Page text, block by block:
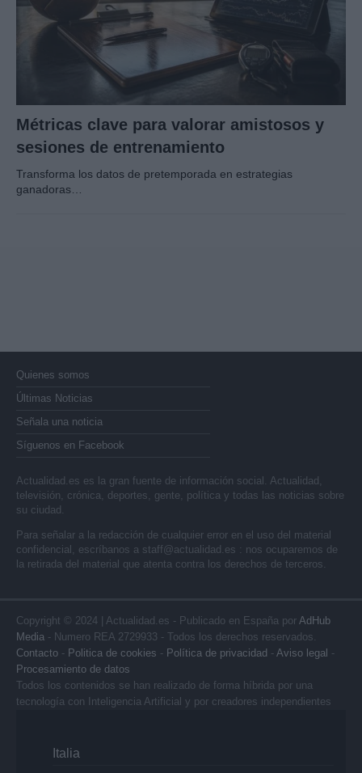
Métricas clave para valorar amistosos y
sesiones de entrenamiento
Transforma los datos de pretemporada en estrategias
ganadoras…
Quienes somos
Últimas Noticias
Señala una noticia
Síguenos en Facebook
Actualidad.es es la gran fuente de información social. Actualidad,
televisión, crónica, deportes, gente, política y todas las noticias sobre
su ciudad.
Para señalar a la redacción de cualquier error en el uso del material
confidencial, escríbanos a staff@actualidad.es : nos ocuparemos de
la retirada del material que atenta contra los derechos de terceros.
Copyright © 2024 | Actualidad.es - Publicado en España por AdHub
Media - Numero REA 2729933 - Todos los derechos reservados.
Contacto - Politica de cookies - Política de privacidad - Aviso legal -
Procesamiento de datos
Todos los contenidos se han realizado de forma híbrida por una
tecnología con Inteligencia Artificial y por creadores independientes
Italia